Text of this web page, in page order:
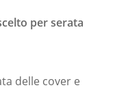
per serata
delle cover e